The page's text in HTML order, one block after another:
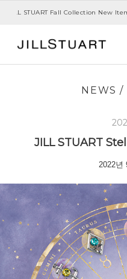
JILL STUART Fall Collection New
NEWS /
JILL STUART
2022년